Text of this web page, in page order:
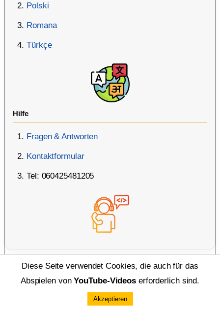
Polski
Romana
Türkçe
Hilfe
Fragen & Antworten
Kontaktformular
Tel: 060425481205
Rechtliches
Diese Seite verwendet Cookies, die auch für das
Abspielen vonYouTube-Videos erforderlich sind.
Akzeptieren